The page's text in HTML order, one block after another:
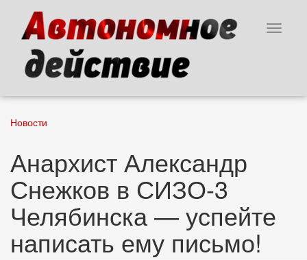
основному
содержанию
Toggle
Новости
Анархист Александр
Снежков в СИЗО-3
Челябинска — успейте
написать ему письмо!